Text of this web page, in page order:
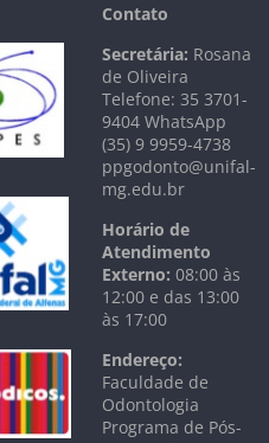
Contato
Secretária: Rosana
de Oliveira
Telefone: 35 3701-
9404 WhatsApp
(35) 9 9959-4738
ppgodonto@unifal-
mg.edu.br
Horário de
Atendimento
Externo: 08:00 às
12:00 e das 13:00
às 17:00
Endereço:
Faculdade de
Odontologia
Programa de Pós-